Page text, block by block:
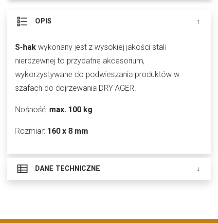
OPIS
S-hak wykonany jest z wysokiej jakości stali
nierdzewnej to przydatne akcesorium,
wykorzystywane do podwieszania produktów w
szafach do dojrzewania DRY AGER.
Nośność: max. 100 kg
Rozmiar: 160 x 8 mm
DANE TECHNICZNE